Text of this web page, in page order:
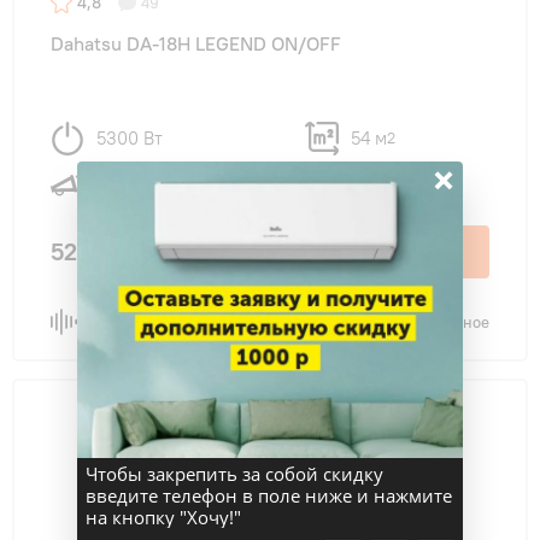
Dahatsu DA-18H LEGEND ON/OFF
5300 Вт 54 м2
52 700 ₽ В корзину
Сравнить В избранное
×
Чтобы закрепить за собой скидку
введите телефон в поле ниже и нажмите
на кнопку "Хочу!"